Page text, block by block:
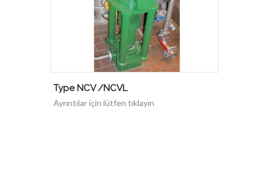
Type NCV /NCVL
Ayrıntılar için lütfen tıklayın